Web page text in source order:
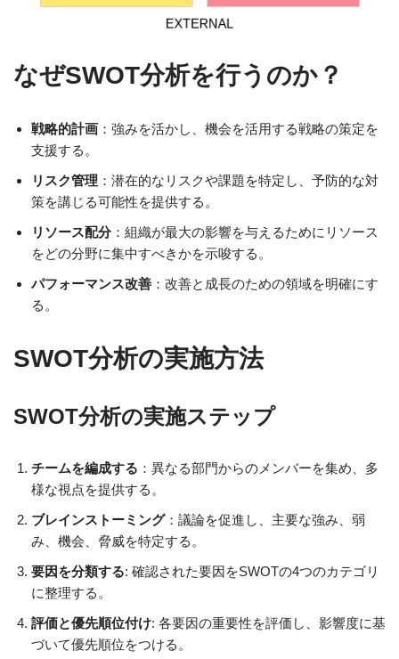
なぜSWOT分析を行うのか？
戦略的計画 ：強みを活かし、機会を活用する戦略の策定を
支援する。
リスク管理 ：潜在的なリスクや課題を特定し、予防的な対
策を講じる可能性を提供する。
リソース配分：組織が最大の影響を与えるためにリソース
をどの分野に集中すべきかを示唆する。
パフォーマンス改善 ：改善と成長のための領域を明確にす
る。
SWOT分析の実施方法
SWOT分析の実施ステップ
チームを編成する ：異なる部門からのメンバーを集め、多
様な視点を提供する。
ブレインストーミング：議論を促進し、主要な強み、弱
み、機会、脅威を特定する。
要因を分類する: 確認された要因をSWOTの4つのカテゴリ
に整理する。
評価と優先順位付け: 各要因の重要性を評価し、影響度に基
づいて優先順位をつける。